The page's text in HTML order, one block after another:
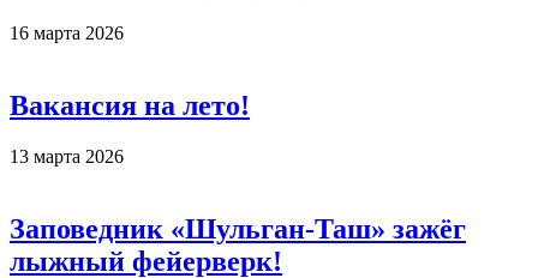
16 марта 2026
Вакансия на лето!
13 марта 2026
Заповедник «Шульган-Таш» зажёг
лыжный фейерверк!